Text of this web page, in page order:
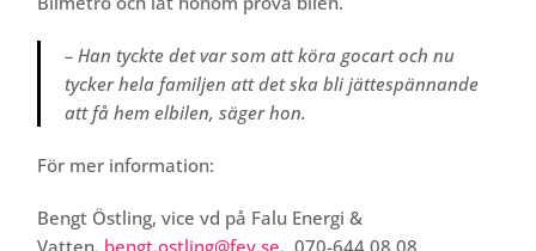
– Han tyckte det var som att köra gocart och nu
tycker hela familjen att det ska bli jättespännande
att få hem elbilen, säger hon.
För mer information:
Bengt Östling, vice vd på Falu Energi &